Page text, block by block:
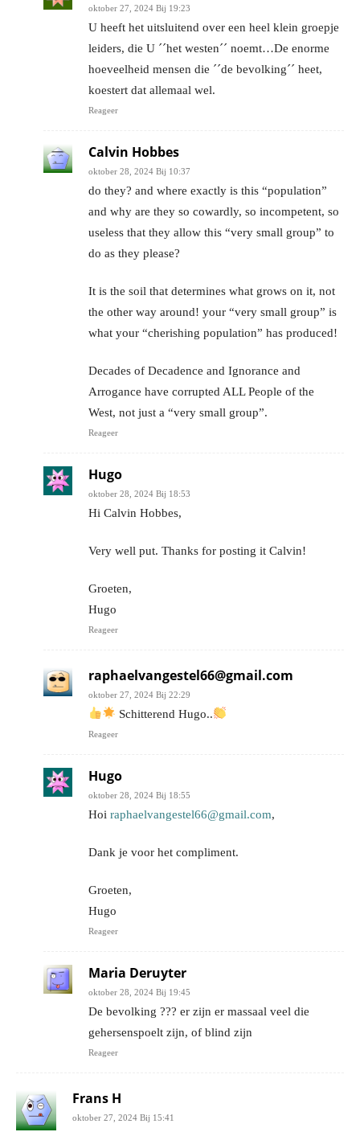
oktober 27, 2024 Bij 19:23
U heeft het uitsluitend over een heel klein groepje
leiders, die U ´´het westen´´ noemt…De enorme
hoeveelheid mensen die ´´de bevolking´´ heet,
koestert dat allemaal wel.
Reageer
Calvin Hobbes
oktober 28, 2024 Bij 10:37
do they? and where exactly is this “population”
and why are they so cowardly, so incompetent, so
useless that they allow this “very small group” to
do as they please?
It is the soil that determines what grows on it, not
the other way around! your “very small group” is
what your “cherishing population” has produced!
Decades of Decadence and Ignorance and
Arrogance have corrupted ALL People of the
West, not just a “very small group”.
Reageer
Hugo
oktober 28, 2024 Bij 18:53
Hi Calvin Hobbes,
Very well put. Thanks for posting it Calvin!
Groeten,
Hugo
Reageer
raphaelvangestel66@gmail.com
oktober 27, 2024 Bij 22:29
Schitterend Hugo..
Reageer
Hugo
oktober 28, 2024 Bij 18:55
Hoi raphaelvangestel66@gmail.com,
Dank je voor het compliment.
Groeten,
Hugo
Reageer
Maria Deruyter
oktober 28, 2024 Bij 19:45
De bevolking ??? er zijn er massaal veel die
gehersenspoelt zijn, of blind zijn
Reageer
Frans H
oktober 27, 2024 Bij 15:41